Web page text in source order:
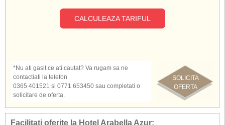
CALCULEAZA TARIFUL
SOLICITA
OFERTA
*Nu ati gasit ce ati cautat? Va rugam sa ne
contactiati la telefon
0365 401521 si 0771 653450 sau completati o
solicitare de oferta.
Facilitati oferite la Hotel Arabella Azur: